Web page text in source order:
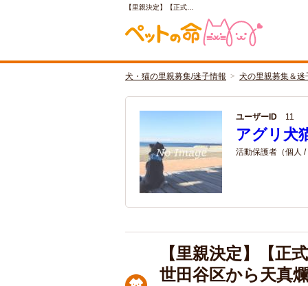
【里親決定】【正式…
犬・猫の里親募集/迷子情報 犬の里親募集＆迷
ユーザーID 11
アグリ犬
活動保護者（個人
【里親決定】【正
世田谷区から天真